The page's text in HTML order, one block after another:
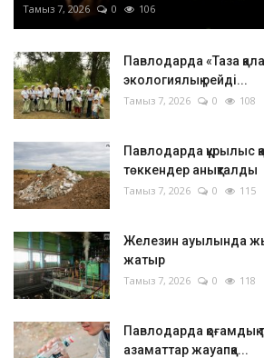
Тамыз 7, 2026 0 106
Павлодарда «Таза
экологиялық рейді...
Тамыз 7, 2026 0 108
Павлодарда құрылыс
төккендер анықталды
Тамыз 7, 2026 0 115
Железин ауылында
жатыр
Тамыз 7, 2026 0 118
Павлодарда қоғамдық
азаматтар жауапқа...